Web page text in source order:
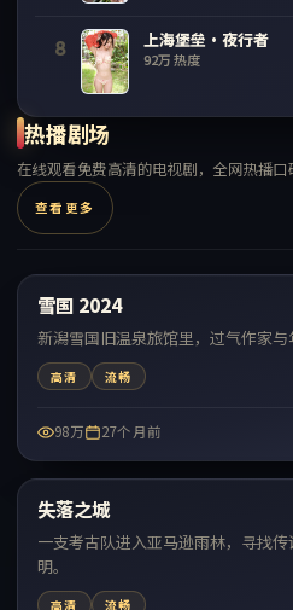
8 上海堡垒·夜行者
92万热度
热播剧场
在线观看免费高清的电视剧，全网热播口
查看更多
热门
雪国 2024
新潟雪国旧温泉旅馆里，过气作家与
高清 流畅
98万 27个月前
热门
失落之城
一支考古队进入亚马逊雨林，寻找
明。
高清 流畅